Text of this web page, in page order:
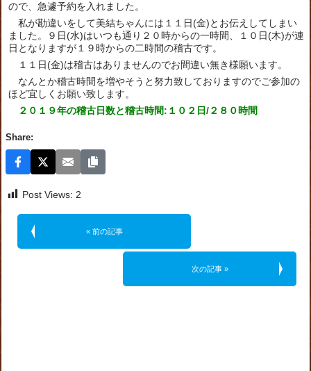
ので、急遽予約を入れました。
私が勘違いをして美結ちゃんには１１日(金)とお伝えしてしまい
ました。９日(水)はいつも通り２０時からの一時間、１０日(木)が連
日となりますが１９時からの二時間の稽古です。
１１日(金)は稽古はありませんのでお間違い無き様願います。
なんとか稽古時間を増やそうと努力致しておりますのでご参加の
ほど宜しくお願い致します。
２０１９年の稽古日数と稽古時間:１０２日/２８０時間
Share:
Post Views: 2
« 前の記事
次の記事 »